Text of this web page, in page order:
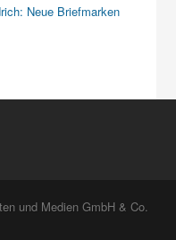
Neue Briefmarken
und Medien GmbH & Co.